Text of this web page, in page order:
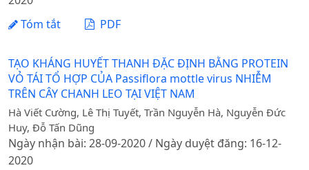
Tóm tắt
PDF
TẠO KHÁNG HUYẾT THANH ĐẶC ĐỊNH BẰNG PROTEIN
VỎ TÁI TỔ HỢP CỦA Passiflora mottle virus NHIỄM
TRÊN CÂY CHANH LEO TẠI VIỆT NAM
Hà Viết Cường, Lê Thị Tuyết, Trần Nguyễn Hà, Nguyễn Đức
Huy, Đỗ Tấn Dũng
Ngày nhận bài: 28-09-2020 / Ngày duyệt đăng: 16-12-
2020